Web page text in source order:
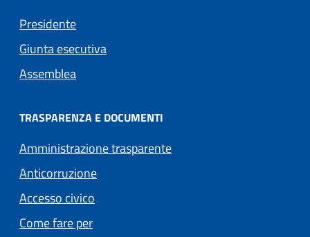
Presidente
Giunta esecutiva
Assemblea
TRASPARENZA E DOCUMENTI
Amministrazione trasparente
Anticorruzione
Accesso civico
Come fare per